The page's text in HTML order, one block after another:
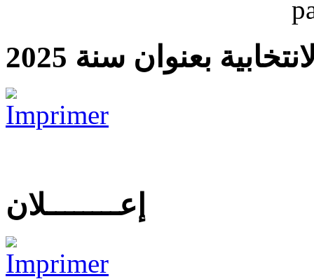
بعنوان سنة 2025
إعــــــــلان